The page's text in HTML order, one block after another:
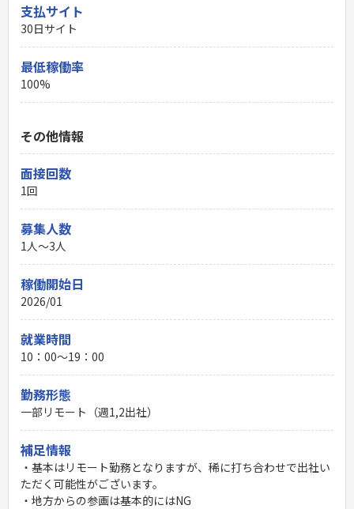
支払サイト
30日サイト
最低稼働率
100%
その他情報
面接回数
1回
募集人数
1人～3人
稼働開始日
2026/01
就業時間
10：00〜19：00
勤務形態
一部リモート（週1,2出社）
補足情報
・基本はリモート勤務となりますが、稀に打ち合わせで出社い
ただく可能性がございます。
・地方からの参画は基本的にはNG